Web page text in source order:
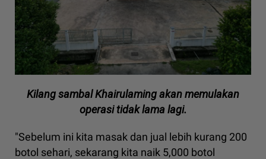
Kilang sambal Khairulaming akan memulakan
operasi tidak lama lagi.
"Sebelum ini kita masak dan jual lebih kurang 200
botol sehari, sekarang kita naik 5,000 botol